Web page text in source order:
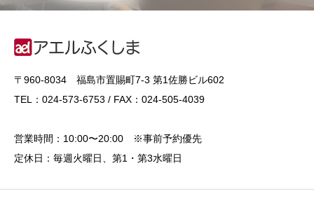
〒960-8034 福島市置賜町7-3 第1佐勝ビル602
TEL：024-573-6753 / FAX：024-505-4039
営業時間：10:00〜20:00 ※事前予約優先
定休日：毎週火曜日、第1・第3水曜日